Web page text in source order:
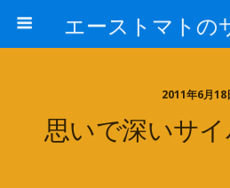
2011年6月18
思いで深いサ